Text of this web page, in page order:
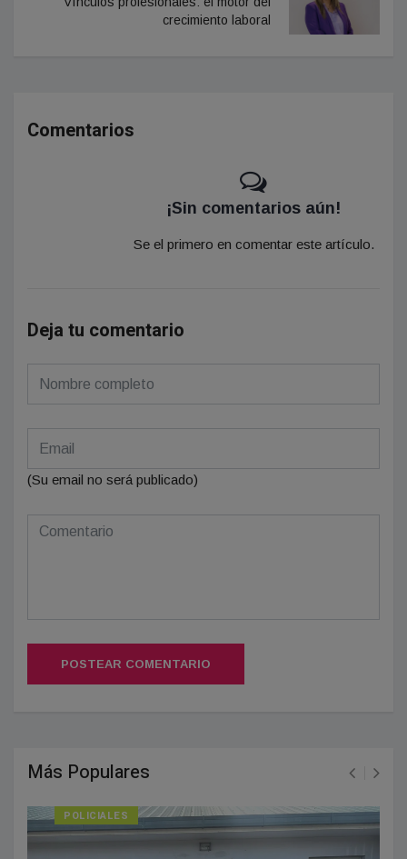
crecimiento laboral
Comentarios
¡Sin comentarios aún!
Se el primero en comentar este artículo.
Deja tu comentario
(Su email no será publicado)
POSTEAR COMENTARIO
Más Populares
POLICIALES